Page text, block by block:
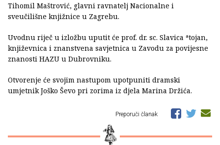
Tihomil Maštrović, glavni ravnatelj Nacionalne i
sveučilišne knjižnice u Zagrebu.
Uvodnu riječ u izložbu uputit će prof. dr. sc. Slavica ªtojan,
književnica i znanstvena savjetnica u Zavodu za povijesne
znanosti HAZU u Dubrovniku.
Otvorenje će svojim nastupom upotpuniti dramski
umjetnik Joško Ševo pri zorima iz djela Marina Držića.
Preporuči članak